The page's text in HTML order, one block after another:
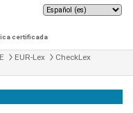
certificada
EUR-Lex
CheckLex